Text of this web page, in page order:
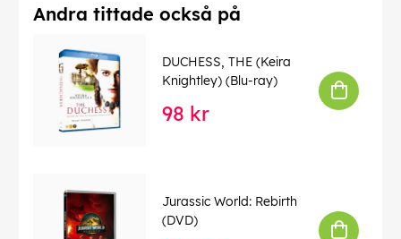
Andra tittade också på
DUCHESS, THE (Keira
Knightley) (Blu-ray)
98 kr
Jurassic World: Rebirth
(DVD)